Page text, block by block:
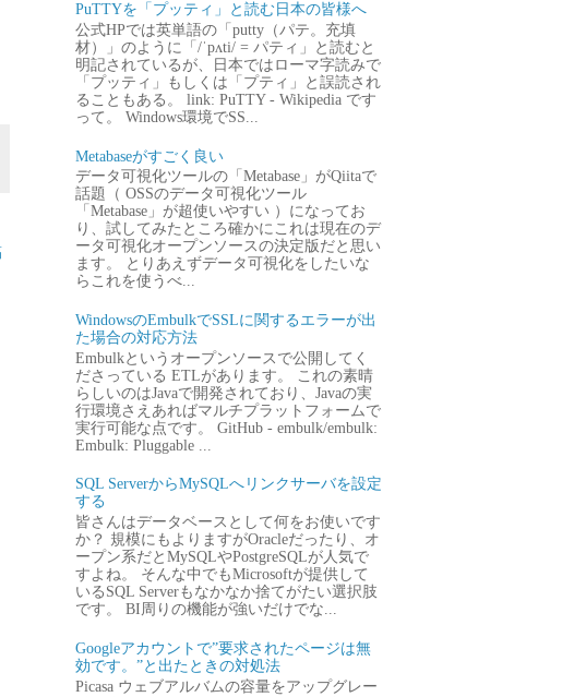
PuTTYを「プッティ」と読む日本の皆様へ
公式HPでは英単語の「putty（パテ。充填
材）」のように「/ˈpʌti/ = パティ」と読むと
明記されているが、日本ではローマ字読みで
「プッティ」もしくは「プティ」と誤読され
ることもある。 link: PuTTY - Wikipedia です
って。 Windows環境でSS...
Metabaseがすごく良い
データ可視化ツールの「Metabase」がQiitaで
話題（ OSSのデータ可視化ツール
「Metabase」が超使いやすい ）になってお
り、試してみたところ確かにこれは現在のデ
ータ可視化オープンソースの決定版だと思い
ます。 とりあえずデータ可視化をしたいな
らこれを使うべ...
WindowsのEmbulkでSSLに関するエラーが出
た場合の対応方法
Embulkというオープンソースで公開してく
ださっている ETLがあります。 これの素晴
らしいのはJavaで開発されており、Javaの実
行環境さえあればマルチプラットフォームで
実行可能な点です。 GitHub - embulk/embulk:
Embulk: Pluggable ...
SQL ServerからMySQLへリンクサーバを設定
する
皆さんはデータベースとして何をお使いです
か？ 規模にもよりますがOracleだったり、オ
ープン系だとMySQLやPostgreSQLが人気で
すよね。 そんな中でもMicrosoftが提供して
いるSQL Serverもなかなか捨てがたい選択肢
です。 BI周りの機能が強いだけでな...
Googleアカウントで”要求されたページは無
効です。”と出たときの対処法
Picasa ウェブアルバムの容量をアップグレー